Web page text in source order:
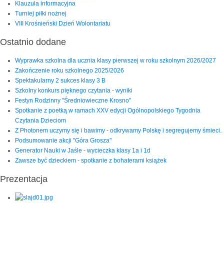
Klauzula informacyjna
Turniej piłki nożnej
VIII Krośnieński Dzień Wolontariatu
Ostatnio dodane
Wyprawka szkolna dla ucznia klasy pierwszej w roku szkolnym 2026/2027
Zakończenie roku szkolnego 2025/2026
Spektakularny 2 sukces klasy 3 B
Szkolny konkurs pięknego czytania - wyniki
Festyn Rodzinny "Średniowieczne Krosno"
Spotkanie z poetką w ramach XXV edycji Ogólnopolskiego Tygodnia
Czytania Dzieciom
Z Photonem uczymy się i bawimy - odkrywamy Polskę i segregujemy śmieci.
Podsumowanie akcji "Góra Grosza"
Generator Nauki w Jaśle - wycieczka klasy 1a i 1d
Zawsze być dzieckiem - spotkanie z bohaterami książek
Prezentacja